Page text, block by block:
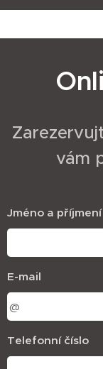
vám
Jméno a příjmení
E-mail
Telefonní číslo